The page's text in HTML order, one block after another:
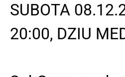
SUBOTA
20:00, DZIU